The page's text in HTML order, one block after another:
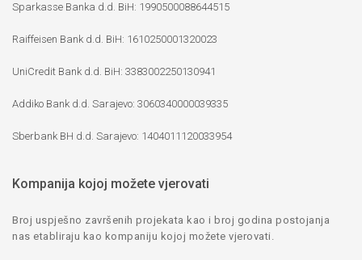
Sparkasse Banka d.d. BiH: 1990500088644515
Raiffeisen Bank d.d. BiH: 1610250001320023
UniCredit Bank d.d. BiH: 3383002250130941
Addiko Bank d.d. Sarajevo: 3060340000039335
Sberbank BH d.d. Sarajevo: 1404011120033954
Kompanija kojoj možete vjerovati
Broj uspješno završenih projekata kao i broj godina postojanja
nas etabliraju kao kompaniju kojoj možete vjerovati.